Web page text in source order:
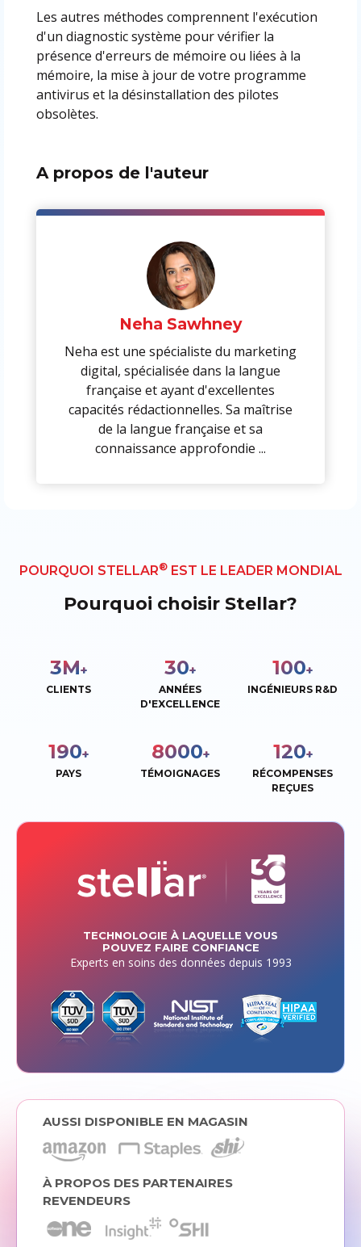
Les autres méthodes comprennent l'exécution
d'un diagnostic système pour vérifier la
présence d'erreurs de mémoire ou liées à la
mémoire, la mise à jour de votre programme
antivirus et la désinstallation des pilotes
obsolètes.
A propos de l'auteur
Neha Sawhney
Neha est une spécialiste du marketing
digital, spécialisée dans la langue
française et ayant d'excellentes
capacités rédactionnelles. Sa maîtrise
de la langue française et sa
connaissance approfondie ...
POURQUOI STELLAR®EST LE LEADER MONDIAL
Pourquoi choisir Stellar?
3M+
CLIENTS
30+
ANNÉES
D'EXCELLENCE
100+
INGÉNIEURS R&D
190+
PAYS
8000+
TÉMOIGNAGES
120+
RÉCOMPENSES
REÇUES
TECHNOLOGIE À LAQUELLE VOUS
POUVEZ FAIRE CONFIANCE
Experts en soins des données depuis 1993
AUSSI DISPONIBLE EN MAGASIN
À PROPOS DES PARTENAIRES
REVENDEURS